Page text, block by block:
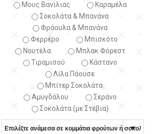
Μους Βανίλιας
Καραμέλα
Σοκολάτα & Μπανάνα
Φράουλα & Μπανάνα
Φερρέρο
Μπισκότο
Νουτέλα
Μπλακ Φόρεστ
Τιραμισού
Κάστανο
Λίλα Πάουσε
Μπίτερ Σοκολάτα
Αμυγδάλου
Σεράνο
Σοκολάτα (με Στέβια)